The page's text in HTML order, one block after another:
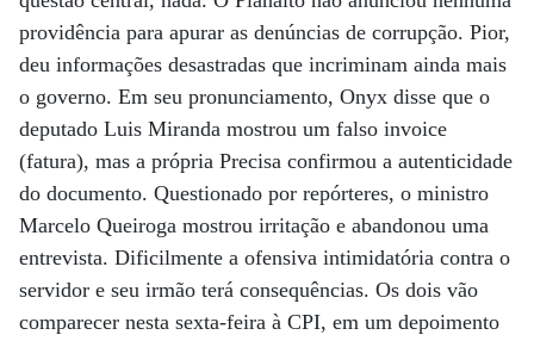
providência para apurar as denúncias de corrupção. Pior,
deu informações desastradas que incriminam ainda mais
o governo. Em seu pronunciamento, Onyx disse que o
deputado Luis Miranda mostrou um falso invoice
(fatura), mas a própria Precisa confirmou a autenticidade
do documento. Questionado por repórteres, o ministro
Marcelo Queiroga mostrou irritação e abandonou uma
entrevista. Dificilmente a ofensiva intimidatória contra o
servidor e seu irmão terá consequências. Os dois vão
comparecer nesta sexta-feira à CPI, em um depoimento